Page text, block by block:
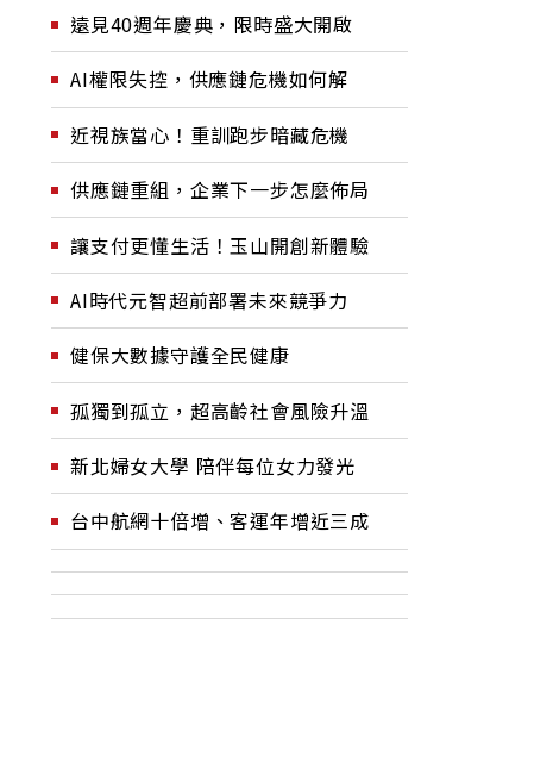
遠見40週年慶典，限時盛大開啟
AI權限失控，供應鏈危機如何解
近視族當心！重訓跑步暗藏危機
供應鏈重組，企業下一步怎麼佈局
讓支付更懂生活！玉山開創新體驗
AI時代元智超前部署未來競爭力
健保大數據守護全民健康
孤獨到孤立，超高齡社會風險升溫
新北婦女大學 陪伴每位女力發光
台中航網十倍增、客運年增近三成